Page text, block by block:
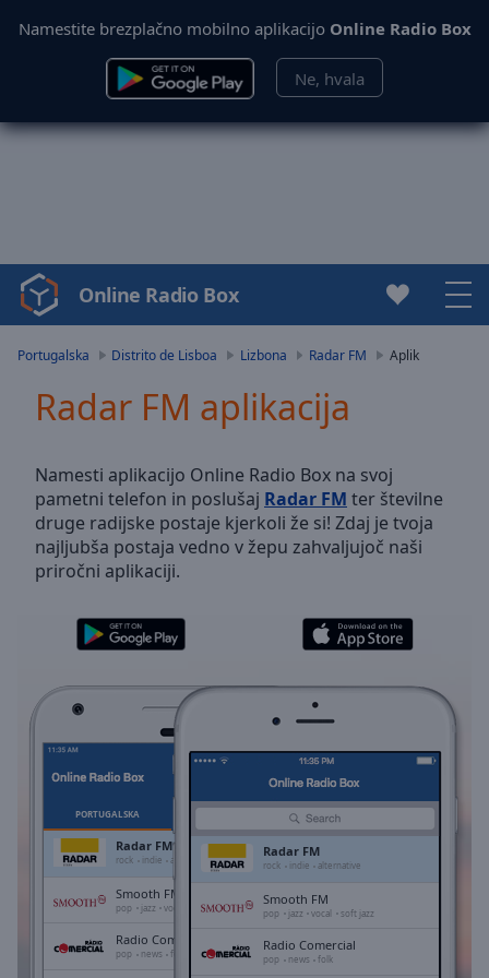
Namestite brezplačno mobilno aplikacijo Online Radio Box
Ne, hvala
Video
Player
Video
Skip
Backward
Skip
Forward
Mute
Current
Duration-:-
0.00%
Stream
TypeLIVE
LIVE
Remaining
Online Radio Box
Portugalska Distrito de Lisboa Lizbona Radar FM Aplik
Radar FM aplikacija
Namesti aplikacijo Online Radio Box na svoj
pametni telefon in poslušaj Radar FM ter številne
druge radijske postaje kjerkoli že si! Zdaj je tvoja
najljubša postaja vedno v žepu zahvaljujoč naši
priročni aplikaciji.
PORTUGALSKA
Radar FM
rock indie alternative
Smooth FM
pop jazz vocal soft jazz
Radio Comercial
pop news folk
Radar FM
rock indie alternative
Smooth FM
pop jazz vocal soft jazz
Radio Comercial
pop news folk